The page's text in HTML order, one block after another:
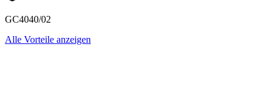
GC4040/02
Alle Vorteile anzeigen